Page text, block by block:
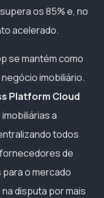
os 85% e, no
acelerado.
se mantém como
imobiliário.
Platform Cloud
a
todos
de
o mercado
disputa por mais